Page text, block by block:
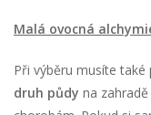
Malá ovocná
Při výběru musíte také
druh půdy na zahradě